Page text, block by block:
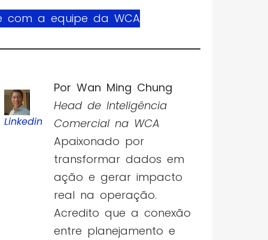
com a equipe da WCA
Linkedin
Por Wan Ming Chung
Head de Inteligência
Comercial na WCA
Apaixonado por
transformar dados em
ação e gerar impacto
real na operação.
Acredito que a conexão
entre planejamento e